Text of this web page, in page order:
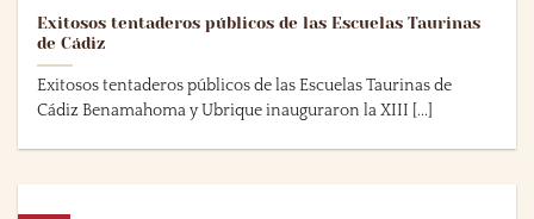
Exitosos tentaderos públicos de las Escuelas Taurinas
de Cádiz
Exitosos tentaderos públicos de las Escuelas Taurinas de
Cádiz Benamahoma y Ubrique inauguraron la XIII [...]